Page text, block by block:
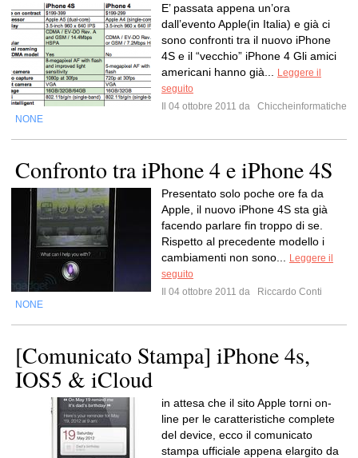
E’ passata appena un’ora
dall’evento Apple(in Italia) e già ci
sono confronti tra il nuovo iPhone
4S e il “vecchio” iPhone 4 Gli amici
americani hanno già...
Leggere il
seguito
Il 04 ottobre 2011 da
Chiccheinformatiche
NONE
Confronto tra iPhone 4 e iPhone 4S
Presentato solo poche ore fa da
Apple, il nuovo iPhone 4S sta già
facendo parlare fin troppo di se.
Rispetto al precedente modello i
cambiamenti non sono...
Leggere il
seguito
Il 04 ottobre 2011 da
Riccardo Conti
NONE
[Comunicato Stampa] iPhone 4s,
IOS5 & iCloud
in attesa che il sito Apple torni on-
line per le caratteristiche complete
del device, ecco il comunicato
stampa ufficiale appena elargito da